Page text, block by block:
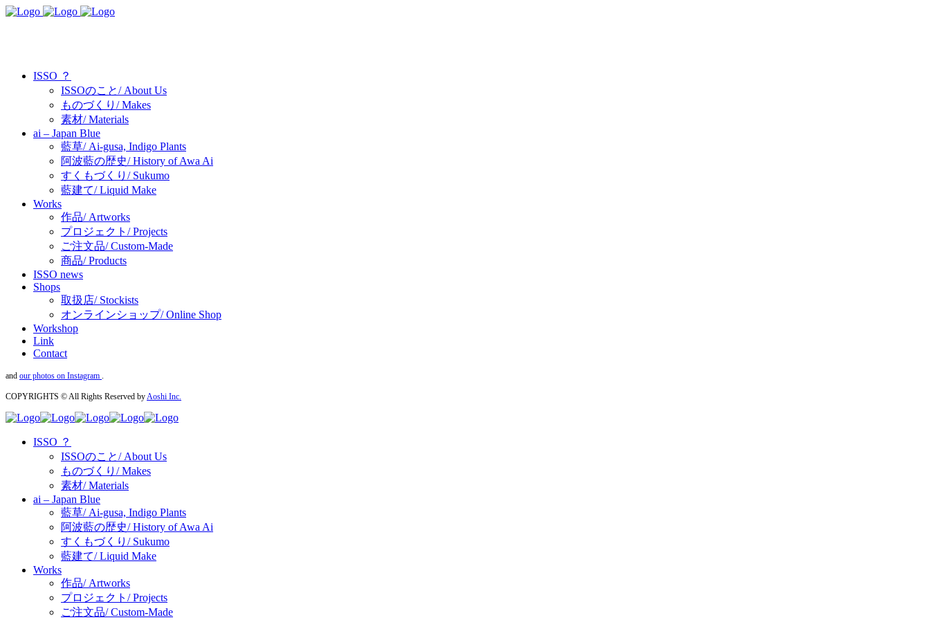
ISSO ？
ISSOのこと/ About Us
ものづくり/ Makes
素材/ Materials
ai – Japan Blue
藍草/ Ai-gusa, Indigo Plants
阿波藍の歴史/ History of Awa Ai
すくもづくり/ Sukumo
藍建て/ Liquid Make
Works
作品/ Artworks
プロジェクト/ Projects
ご注文品/ Custom-Made
商品/ Products
ISSO news
Shops
取扱店/ Stockists
オンラインショップ/ Online Shop
Workshop
Link
Contact
and our photos on Instagram
COPYRIGHTS © All Rights Reserved by Aoshi Inc.
ISSO ？
ISSOのこと/ About Us
ものづくり/ Makes
素材/ Materials
ai – Japan Blue
藍草/ Ai-gusa, Indigo Plants
阿波藍の歴史/ History of Awa Ai
すくもづくり/ Sukumo
藍建て/ Liquid Make
Works
作品/ Artworks
プロジェクト/ Projects
ご注文品/ Custom-Made